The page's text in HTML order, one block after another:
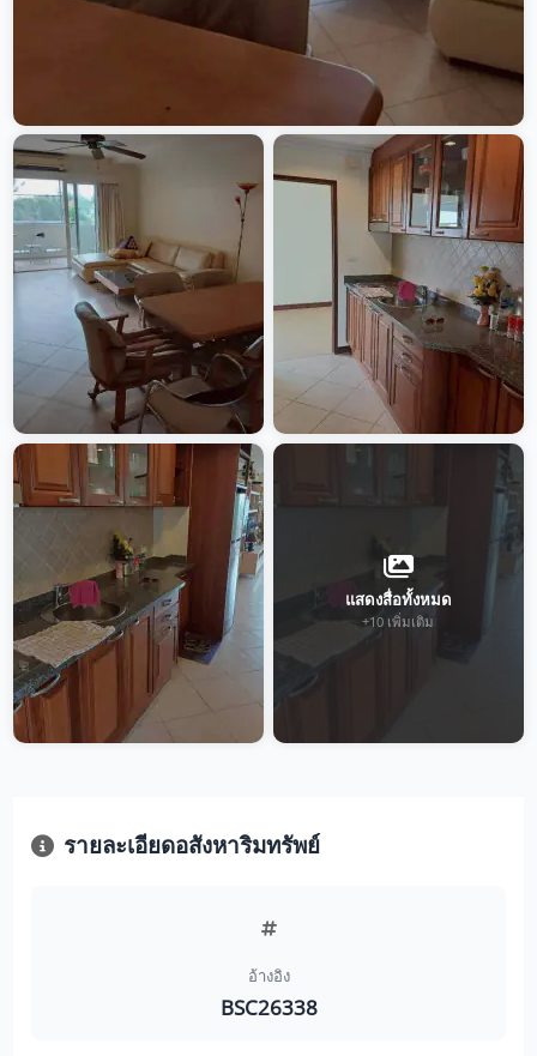
แสดงสื่อทั้งหมด
+10 เพิ่มเติม
รายละเอียดอสังหาริมทรัพย์
อ้างอิง
BSC26338